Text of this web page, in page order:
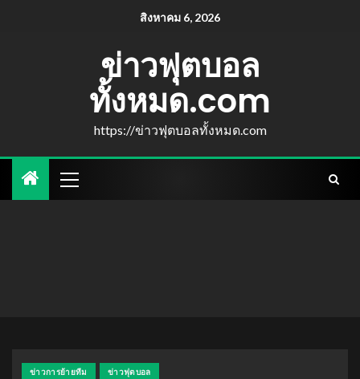
สิงหาคม 6, 2026
ข่าวฟุตบอล
ทั้งหมด.com
https://ข่าวฟุตบอลทั้งหมด.com
ข่าวการย้ายทีม ข่าวฟุตบอล